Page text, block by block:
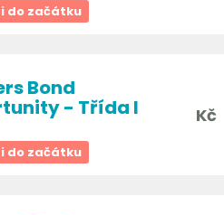
do začátku
Bond
- Třída I
do začátku
Kč